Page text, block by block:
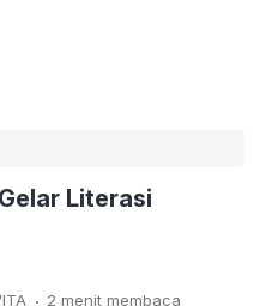
Literasi
. 2 menit membaca